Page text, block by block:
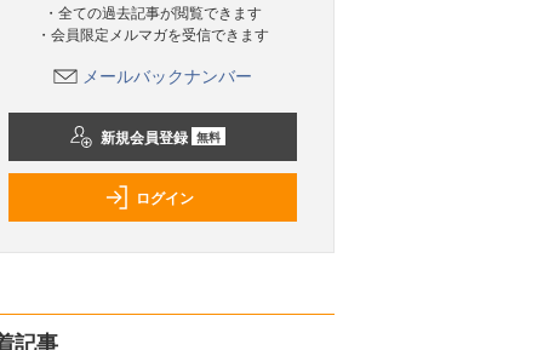
・全ての過去記事が閲覧できます
・会員限定メルマガを受信できます
メールバックナンバー
新規会員登録 無料
ログイン
記事